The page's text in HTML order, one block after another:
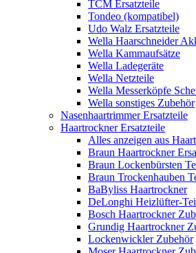
TCM Ersatzteile
Tondeo (kompatibel)
Udo Walz Ersatzteile
Wella Haarschneider
Wella Kammaufsätze
Wella Ladegeräte
Wella Netzteile
Wella Messerköpfe
Wella sonstiges Zubehör
Nasenhaartrimmer Ersatzteile
Haartrockner Ersatzteile
Alles anzeigen aus
Braun Haartrockner
Braun Lockenbürsten
Braun Trockenhauben
BaByliss Haartrockner
DeLonghi Heizlüfter-
Bosch Haartrockner
Grundig Haartrockner
Lockenwickler Zubehör